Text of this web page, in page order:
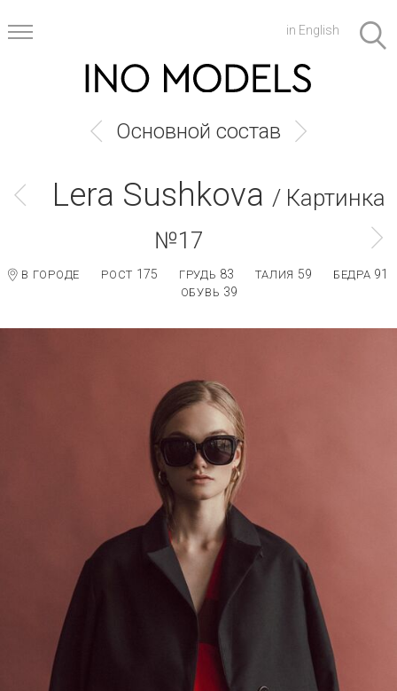
in English
Основной состав
Lera Sushkova / Картинка
№17
В ГОРОДЕ РОСТ 175 ГРУДЬ 83 ТАЛИЯ 59 БЕДРА 91
ОБУВЬ 39